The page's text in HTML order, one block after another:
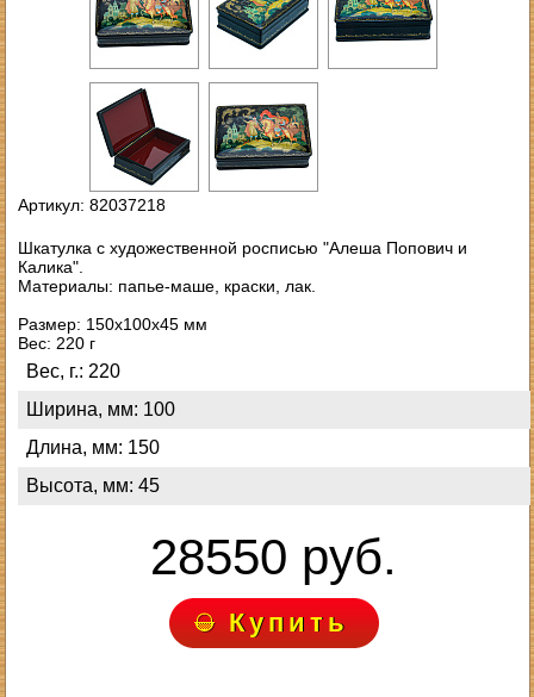
Артикул: 82037218
Шкатулка с художественной росписью "Алеша Попович и
Калика".
Материалы: папье-маше, краски, лак.
Размер: 150х100х45 мм
Вес: 220 г
Вес, г.: 220
Ширина, мм: 100
Длина, мм: 150
Высота, мм: 45
28550 руб.
Купить